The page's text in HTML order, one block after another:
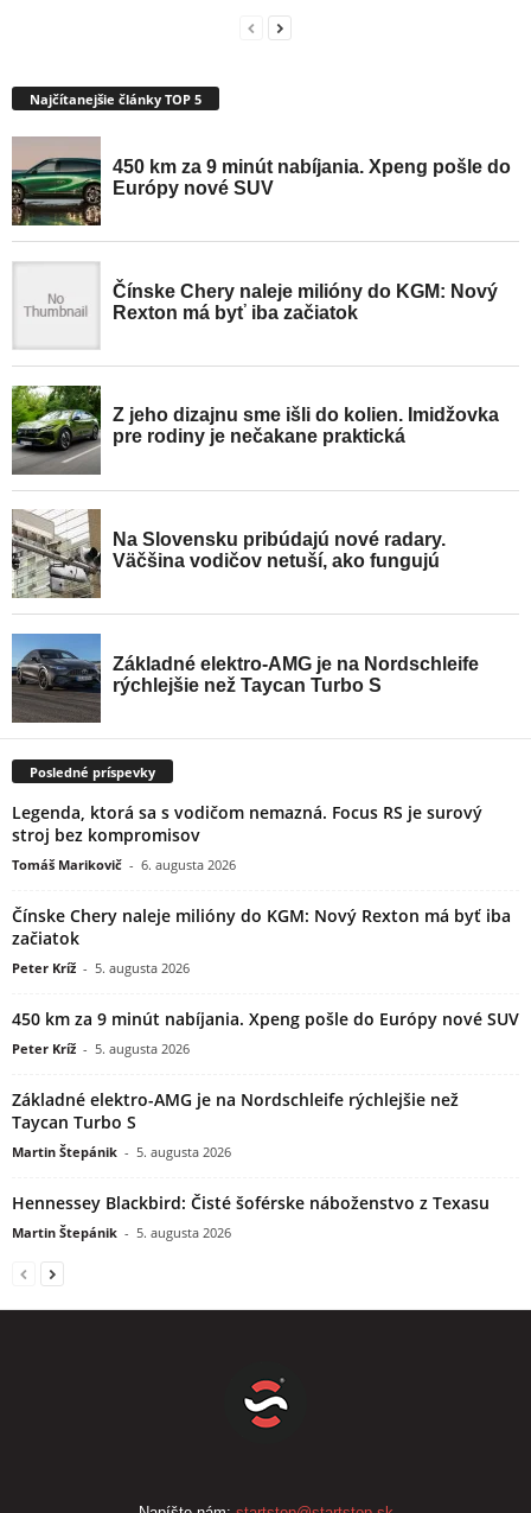
Najčítanejšie články TOP 5
Posledné príspevky
Legenda, ktorá sa s vodičom nemazná. Focus RS je surový
stroj bez kompromisov
Tomáš Marikovič - 6. augusta 2026
Čínske Chery naleje milióny do KGM: Nový Rexton má byť iba
začiatok
Peter Kríž - 5. augusta 2026
450 km za 9 minút nabíjania. Xpeng pošle do Európy nové SUV
Peter Kríž - 5. augusta 2026
Základné elektro-AMG je na Nordschleife rýchlejšie než
Taycan Turbo S
Martin Štepánik - 5. augusta 2026
Hennessey Blackbird: Čisté šoférske náboženstvo z Texasu
Martin Štepánik - 5. augusta 2026